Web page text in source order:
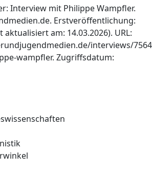
Interview mit Philippe Wampfler.
Erstveröffentlichung:
aktualisiert am: 14.03.2026). URL:
interviews/
wampfler. Zugriffsdatum: